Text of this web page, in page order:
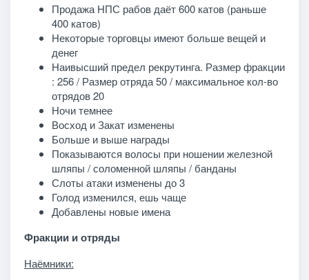
Продажа НПС рабов даёт 600 катов (раньше
400 катов)
Некоторые торговцы имеют больше вещей и
денег
Наивысший предел рекрутинга. Размер фракции
: 256 / Размер отряда 50 / максимальное кол-во
отрядов 20
Ночи темнее
Восход и Закат изменены
Больше и выше награды
Показываются волосы при ношении железной
шляпы / соломенной шляпы / банданы
Слоты атаки изменены до 3
Голод изменился, ешь чаще
Добавлены новые имена
Фракции и отряды
Наёмники: